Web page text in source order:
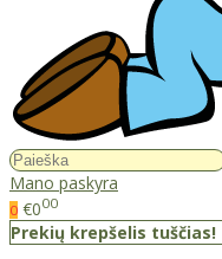
Mano paskyra
0 €000
Prekių krepšelis tuščias!